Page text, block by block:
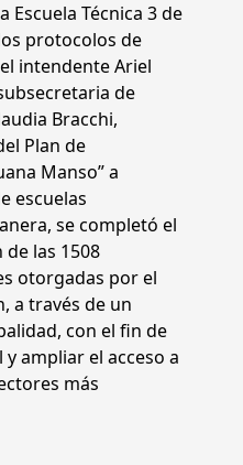
Escuela Técnica 3 de
protocolos de
intendente Ariel
de
Bracchi,
Plan de
Manso” a
escuelas
se completó el
las 1508
otorgadas por el
a través de un
con el fin de
ampliar el acceso a
más